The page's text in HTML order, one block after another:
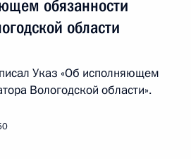
обязанности
области
Указ «Об исполняющем
Вологодской области».